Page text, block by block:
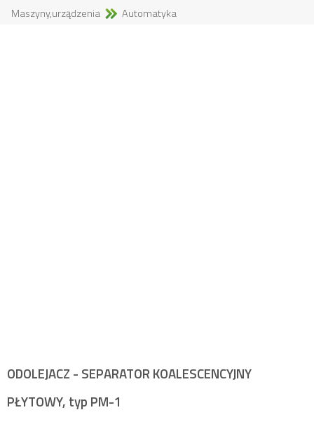
Maszyny,urządzenia
Automatyka
ODOLEJACZ - SEPARATOR KOALESCENCYJNY
PŁYTOWY, typ PM-1